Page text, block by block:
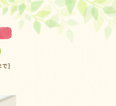
渋谷 女性専